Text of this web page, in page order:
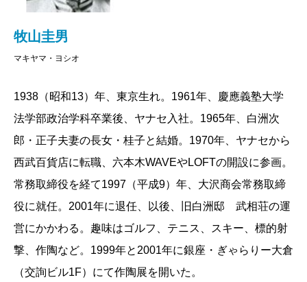
牧山圭男
マキヤマ・ヨシオ
1938（昭和13）年、東京生れ。1961年、慶應義塾大学
法学部政治学科卒業後、ヤナセ入社。1965年、白洲次
郎・正子夫妻の長女・桂子と結婚。1970年、ヤナセから
西武百貨店に転職、六本木WAVEやLOFTの開設に参画。
常務取締役を経て1997（平成9）年、大沢商会常務取締
役に就任。2001年に退任、以後、旧白洲邸 武相荘の運
営にかかわる。趣味はゴルフ、テニス、スキー、標的射
撃、作陶など。1999年と2001年に銀座・ぎゃらりー大倉
（交詢ビル1F）にて作陶展を開いた。